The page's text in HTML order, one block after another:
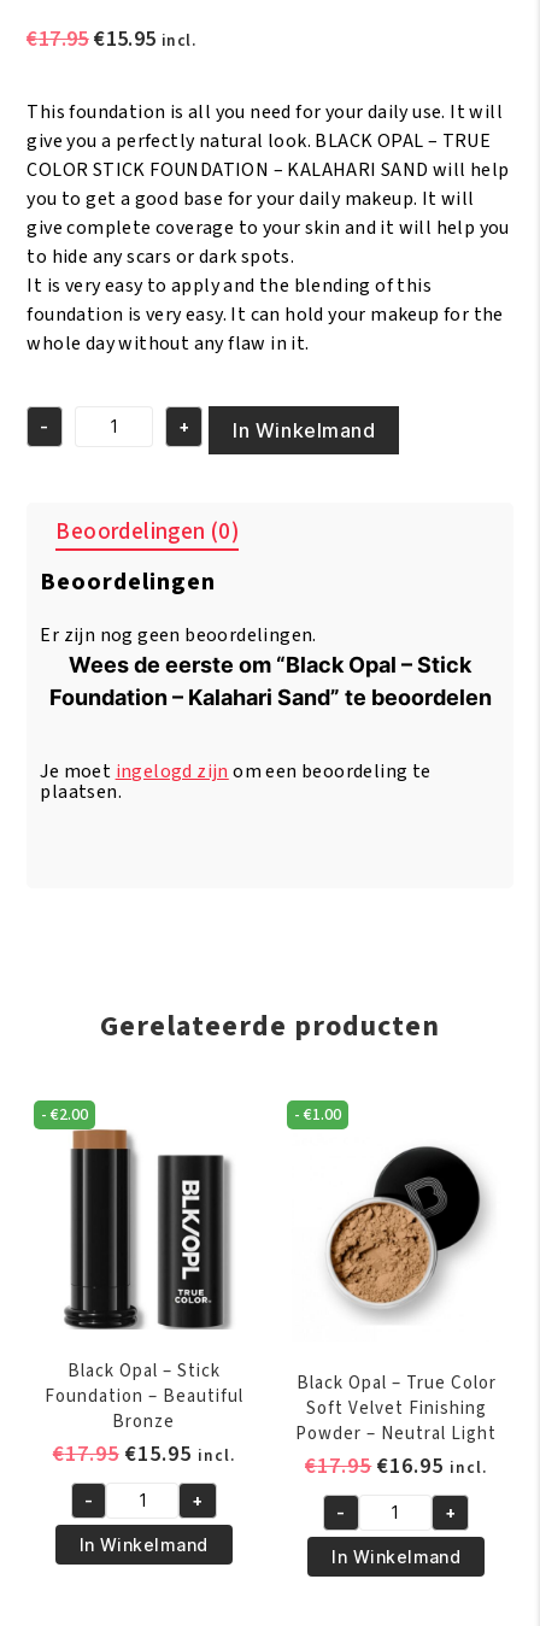
€17.95Oorspronkelijke
€17.95.
€15.95Huidige
€15.95.
incl.
This foundation is all you need for your daily use. It will
give you a perfectly natural look. BLACK OPAL – TRUE
COLOR STICK FOUNDATION – KALAHARI SAND will help
you to get a good base for your daily makeup. It will
give complete coverage to your skin and it will help you
to hide any scars or dark spots.
It is very easy to apply and the blending of this
foundation is very easy. It can hold your makeup for the
whole day without any flaw in it.
Black
Foundation
Kalahari
aantal
- + In Winkelmand
Beoordelingen (0)
Beoordelingen
Er zijn nog geen beoordelingen.
Wees de eerste om “Black Opal – Stick
Foundation – Kalahari Sand” te beoordelen
Je moet ingelogd zijn om een beoordeling te
plaatsen.
Gerelateerde producten
-€2.00
Black Opal – Stick
Foundation – Beautiful
Bronze
€17.95 Oorspronkelijke
was:
€17.95.
€15.95Huidige
prijs
is:
€15.95.
incl.
Black
Opal
-
- +
In Winkelmand
-€1.00
Black Opal – True Color
Soft Velvet Finishing
Powder – Neutral Light
€17.95
was:
€17.95.
€16.95 Huidige
prijs
is:
€16.95.
incl.
Black
Opal
-
- +
In Winkelmand